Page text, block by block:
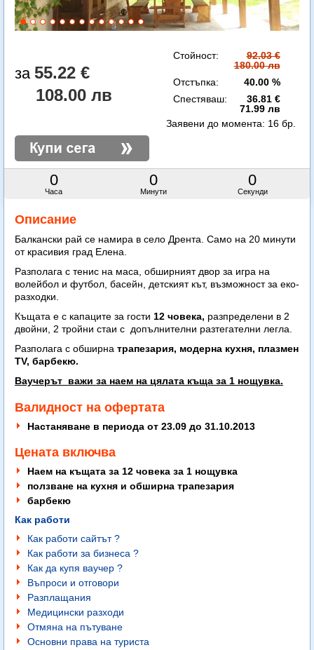
55.22 €
108.00 лв
Стойност:
92.03 €
180.00 лв
Отстъпка:
40.00 %
Спестяваш:
36.81 €
71.99 лв
0
Часа
0
Минути
0
Секунди
Заявени до момента: 16 бр.
Описание
Балкански рай се намира в село Дрента. Само на 20 минути
от красивия град Елена.
Разполага с тенис на маса, обширният двор за игра на
волейбол и футбол, басейн, детският кът, възможност за еко-
разходки.
Къщата е с капаците за гости 12 човека, разпределени в 2
двойни, 2 тройни стаи с допълнителни разтегателни легла.
Разполага с обширна трапезария, модерна кухня, плазмен
TV, барбекю.
Ваучерът важи за наем на цялата къща за 1 нощувка.
Валидност на офертата
Настаняване в периода от 23.09 до 31.10.2013
Цената включва
Наем на къщата за 12 човека за 1 нощувка
ползване на кухня и обширна трапезария
барбекю
Как работи
Как работи сайтът ?
Как работи за бизнеса ?
Как да купя ваучер ?
Въпроси и отговори
Разплащания
Медицински разходи
Отмяна на пътуване
Основни права на туриста